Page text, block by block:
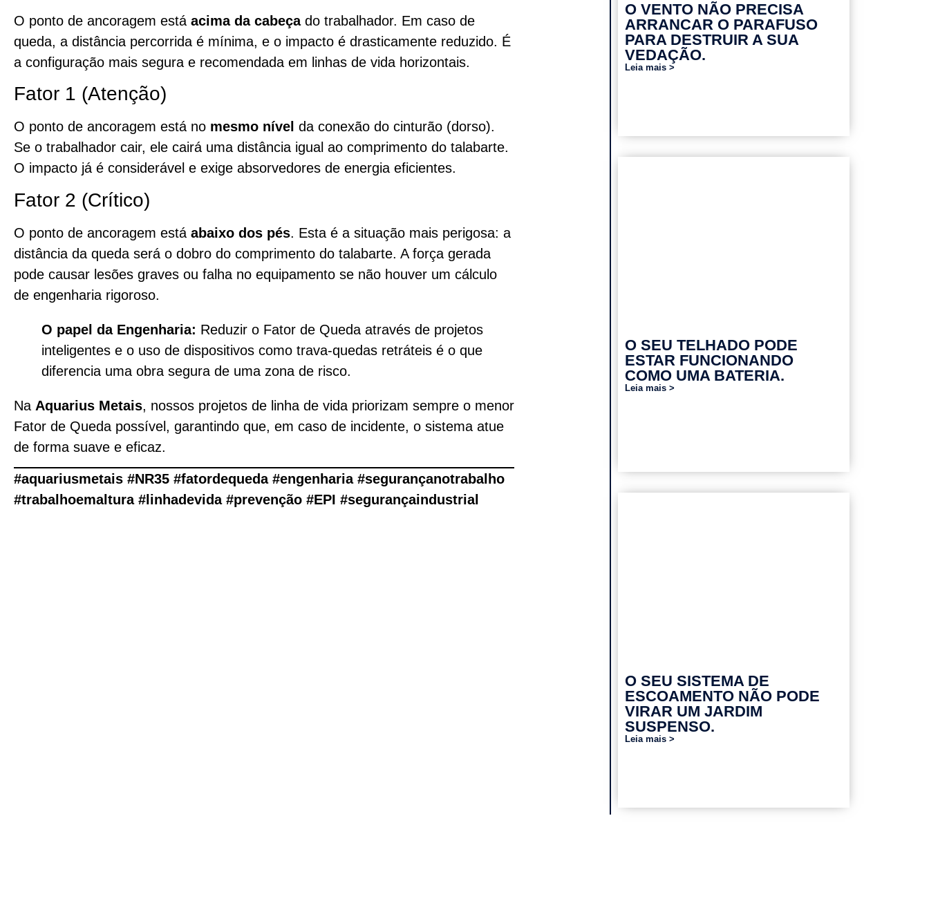
O ponto de ancoragem está acima da cabeçado trabalhador. Em caso de
queda, a distância percorrida é mínima, e o impacto é drasticamente reduzido. É
a configuração mais segura e recomendada em linhas de vida horizontais.
Fator 1 (Atenção)
O ponto de ancoragem está no mesmo nível da conexão do cinturão (dorso).
Se o trabalhador cair, ele cairá uma distância igual ao comprimento do talabarte.
O impacto já é considerável e exige absorvedores de energia eficientes.
Fator 2 (Crítico)
O ponto de ancoragem está abaixo dos pés. Esta é a situação mais perigosa: a
distância da queda será o dobro do comprimento do talabarte. A força gerada
pode causar lesões graves ou falha no equipamento se não houver um cálculo
de engenharia rigoroso.
O papel da Engenharia: Reduzir o Fator de Queda através de projetos
inteligentes e o uso de dispositivos como trava-quedas retráteis é o que
diferencia uma obra segura de uma zona de risco.
Na Aquarius Metais, nossos projetos de linha de vida priorizam sempre o menor
Fator de Queda possível, garantindo que, em caso de incidente, o sistema atue
de forma suave e eficaz.
#aquariusmetais #NR35 #fatordequeda #engenharia #segurançanotrabalho
#trabalhoemaltura #linhadevida #prevenção #EPI #segurançaindustrial
O VENTO NÃO PRECISA
ARRANCAR O PARAFUSO
PARA DESTRUIR A SUA
VEDAÇÃO.
Leia mais >
O SEU TELHADO PODE
ESTAR FUNCIONANDO
COMO UMA BATERIA.
Leia mais >
O SEU SISTEMA DE
ESCOAMENTO NÃO PODE
VIRAR UM JARDIM
SUSPENSO.
Leia mais >